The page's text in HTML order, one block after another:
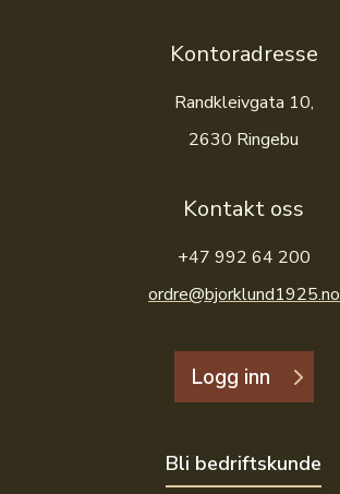
Kontoradresse
Randkleivgata 10,
2630 Ringebu
Kontakt oss
+47 992 64 200
ordre@bjorklund1925.no
Logg inn
Bli bedriftskunde